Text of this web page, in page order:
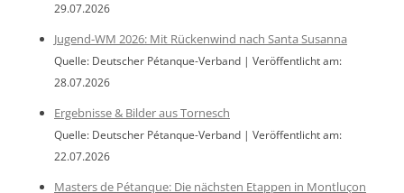
29.07.2026
Jugend-WM 2026: Mit Rückenwind nach Santa Susanna
Quelle: Deutscher Pétanque-Verband
Veröffentlicht am:
28.07.2026
Ergebnisse & Bilder aus Tornesch
Quelle: Deutscher Pétanque-Verband
Veröffentlicht am:
22.07.2026
Masters de Pétanque: Die nächsten Etappen in Montluçon